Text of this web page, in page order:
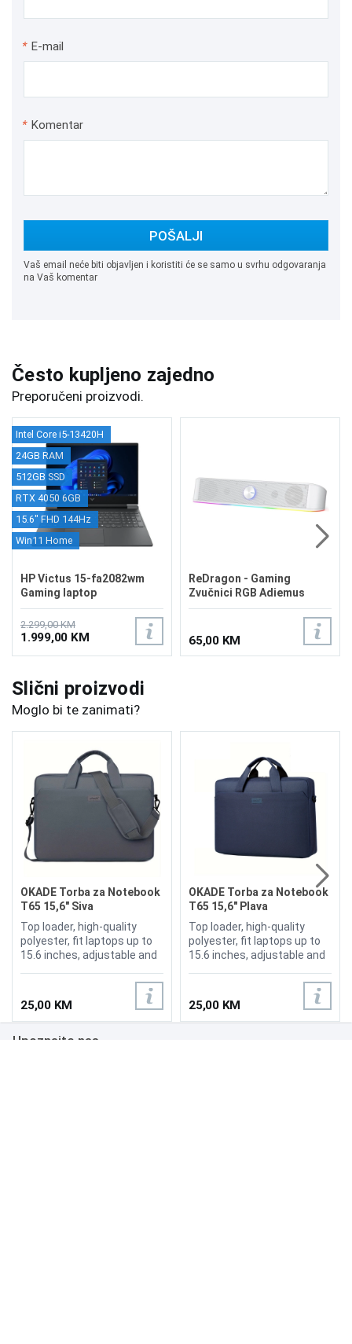
* E-mail
* Komentar
POŠALJI
Vaš email neće biti objavljen i koristiti će se samo u svrhu odgovaranja
na Vaš komentar
Često kupljeno zajedno
Preporučeni proizvodi.
Intel Core i5-13420H
24GB RAM
512GB SSD
RTX 4050 6GB
15.6" FHD 144Hz
Win11 Home
HP Victus 15-fa2082wm
Gaming laptop
B5EQ3UA/24GB
2.299,00 KM
1.999,00 KM
ReDragon - Gaming
Zvučnici RGB Adiemus
GS560 White
65,00 KM
Slični proizvodi
Moglo bi te zanimati?
OKADE Torba za Notebook
T65 15,6" Siva
Top loader, high-quality
polyester, fit laptops up to
15.6 inches, adjustable and
25,00 KM
OKADE Torba za Notebook
T65 15,6" Plava
Top loader, high-quality
polyester, fit laptops up to
15.6 inches, adjustable and
25,00 KM
Upoznajte nas